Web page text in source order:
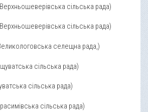
сільська рада)
сільська рада)
селещна рада,)
сільська рада)
сільська рада)
сільська рада)